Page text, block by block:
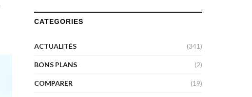
CATEGORIES
ACTUALITÉS (341)
BONS PLANS (2)
COMPARER (19)